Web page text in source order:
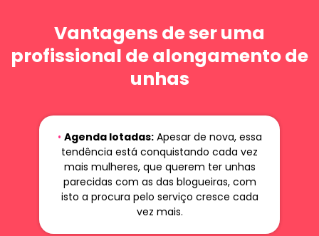
Vantagens de ser uma
profissional de alongamento de
unhas
• Agenda lotadas:Apesar de nova, essa
tendência está conquistando cada vez
mais mulheres, que querem ter unhas
parecidas com as das blogueiras, com
isto a procura pelo serviço cresce cada
vez mais.